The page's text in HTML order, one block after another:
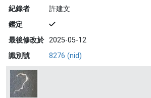
紀錄者
許建文
鑑定
最後修改於 2025-05-12
識別號
8276 (nid)